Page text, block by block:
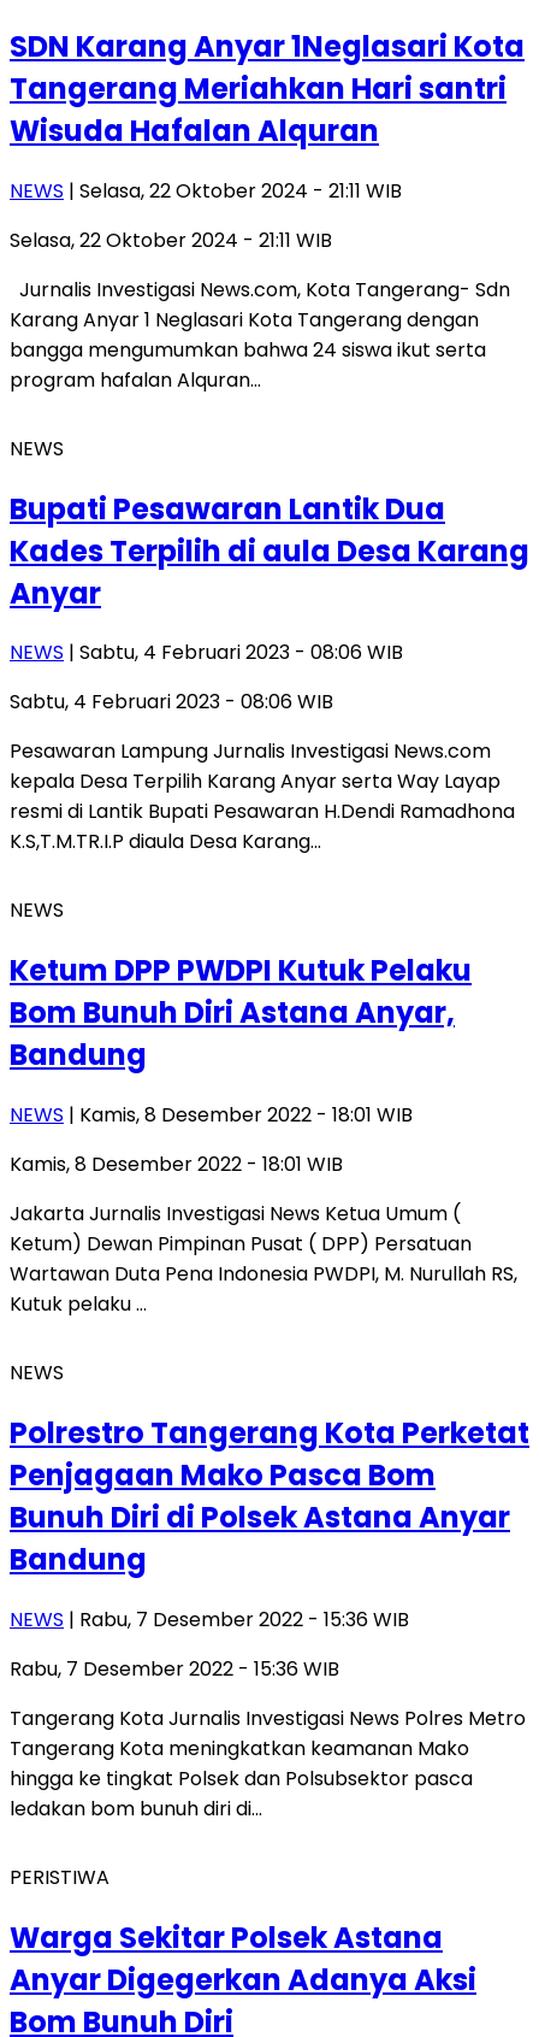
SDN Karang Anyar 1Neglasari Kota
Tangerang Meriahkan Hari santri
Wisuda Hafalan Alquran
NEWS | Selasa, 22 Oktober 2024 - 21:11 WIB
Selasa, 22 Oktober 2024 - 21:11 WIB
Jurnalis Investigasi News.com, Kota Tangerang- Sdn
Karang Anyar 1 Neglasari Kota Tangerang dengan
bangga mengumumkan bahwa 24 siswa ikut serta
program hafalan Alquran…
NEWS
Bupati Pesawaran Lantik Dua
Kades Terpilih di aula Desa Karang
Anyar
NEWS | Sabtu, 4 Februari 2023 - 08:06 WIB
Sabtu, 4 Februari 2023 - 08:06 WIB
Pesawaran Lampung Jurnalis Investigasi News.com
kepala Desa Terpilih Karang Anyar serta Way Layap
resmi di Lantik Bupati Pesawaran H.Dendi Ramadhona
K.S,T.M.TR.I.P diaula Desa Karang…
NEWS
Ketum DPP PWDPI Kutuk Pelaku
Bom Bunuh Diri Astana Anyar,
Bandung
NEWS | Kamis, 8 Desember 2022 - 18:01 WIB
Kamis, 8 Desember 2022 - 18:01 WIB
Jakarta Jurnalis Investigasi News Ketua Umum (
Ketum) Dewan Pimpinan Pusat ( DPP) Persatuan
Wartawan Duta Pena Indonesia PWDPI, M. Nurullah RS,
Kutuk pelaku …
NEWS
Polrestro Tangerang Kota Perketat
Penjagaan Mako Pasca Bom
Bunuh Diri di Polsek Astana Anyar
Bandung
NEWS | Rabu, 7 Desember 2022 - 15:36 WIB
Rabu, 7 Desember 2022 - 15:36 WIB
Tangerang Kota Jurnalis Investigasi News Polres Metro
Tangerang Kota meningkatkan keamanan Mako
hingga ke tingkat Polsek dan Polsubsektor pasca
ledakan bom bunuh diri di…
PERISTIWA
Warga Sekitar Polsek Astana
Anyar Digegerkan Adanya Aksi
Bom Bunuh Diri